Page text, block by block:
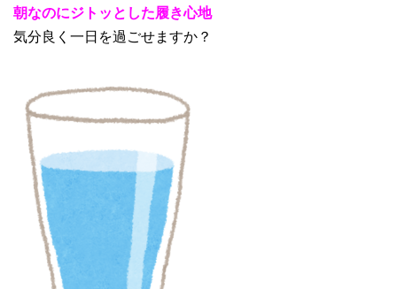
朝なのにジトッとした履き心地
気分良く一日を過ごせますか？